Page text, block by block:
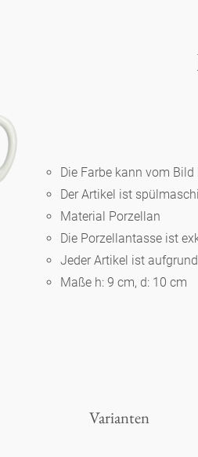
Die Farbe kann vom
Der Artikel ist
Material Porzellan
Die Porzellantasse ist
Jeder Artikel ist
Maße h: 9 cm, d: 10 cm
Varianten